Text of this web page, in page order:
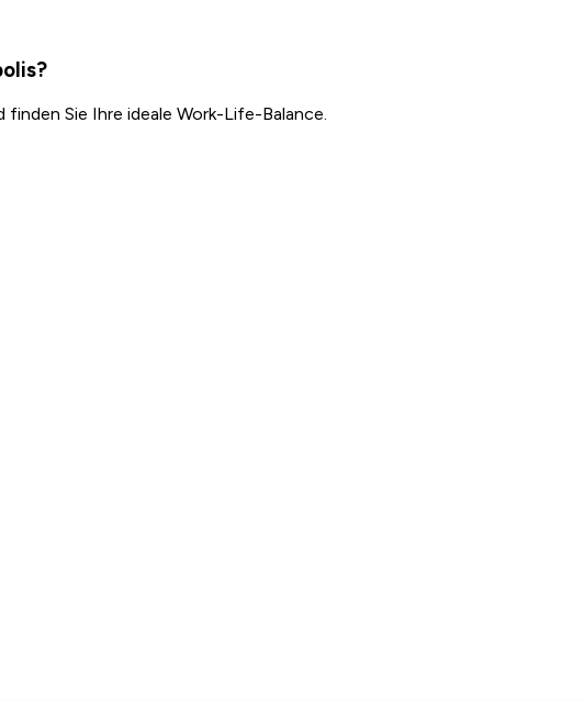
Sie Ihre ideale Work-Life-Balance.